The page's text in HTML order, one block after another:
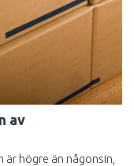
av
högre än någonsin,